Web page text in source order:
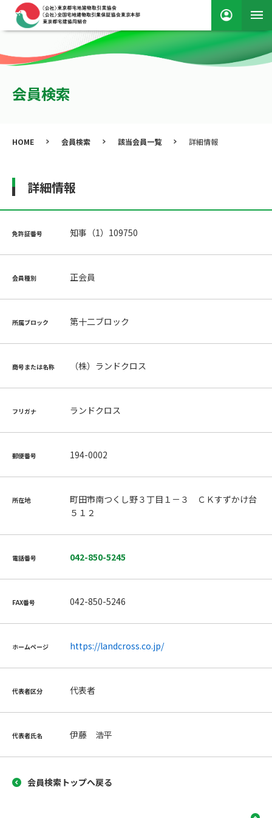
会員検索
HOME 会員検索 該当会員一覧 詳細情報
詳細情報
免許証番号 知事（1）109750
会員種別 正会員
所属ブロック 第十二ブロック
商号または名称 （株）ランドクロス
フリガナ ランドクロス
郵便番号 194-0002
所在地
町田市南つくし野３丁目１－３ ＣＫすずかけ台
５１２
電話番号 042-850-5245
FAX番号 042-850-5246
ホームページ https://landcross.co.jp/
代表者区分 代表者
代表者氏名 伊藤 浩平
会員検索トップへ戻る